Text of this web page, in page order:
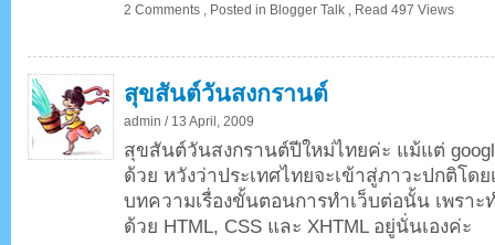
2 Comments , Posted in Blogger Talk , Read 497 Views
สุขสันต์วันสงกรานต์
admin / 13 April, 2009
สุขสันต์วันสงกรานต์ปีใหม่ไทยค่ะ แม้แต่
ด้วย หวังว่าประเทศไทยจะเข้าสู่ภาวะปกติโด
บทความเรื่องขั้นตอนการทำเว็บต่อนั้น เพราะ
ด้วย HTML, CSS และ XHTML อยู่นั่นเองค่ะ